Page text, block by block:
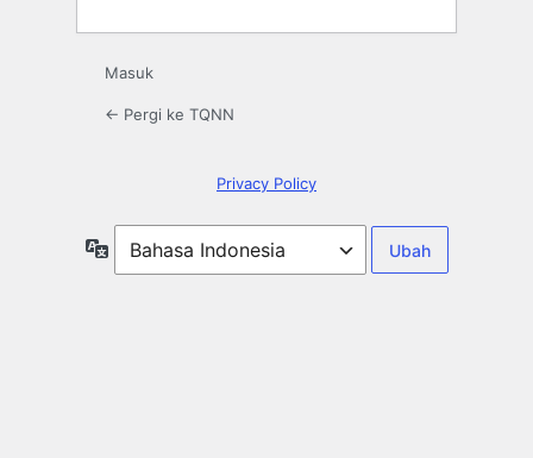
Masuk
← Pergi ke TQNN
Privacy Policy
Bahasa